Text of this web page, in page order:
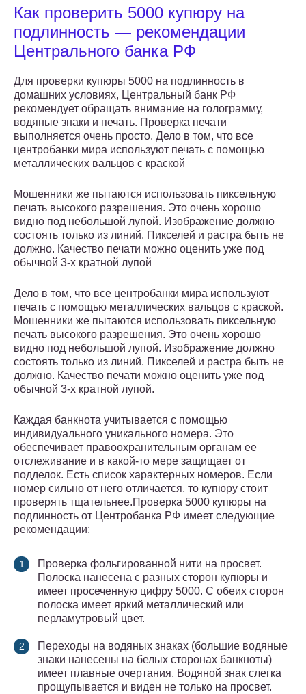
Как проверить 5000 купюру на
подлинность — рекомендации
Центрального банка РФ
Для проверки купюры 5000 на подлинность в
домашних условиях, Центральный банк РФ
рекомендует обращать внимание на голограмму,
водяные знаки и печать. Проверка печати
выполняется очень просто. Дело в том, что все
центробанки мира используют печать с помощью
металлических вальцов с краской
Мошенники же пытаются использовать пиксельную
печать высокого разрешения. Это очень хорошо
видно под небольшой лупой. Изображение должно
состоять только из линий. Пикселей и растра быть не
должно. Качество печати можно оценить уже под
обычной 3-х кратной лупой
Дело в том, что все центробанки мира используют
печать с помощью металлических вальцов с краской.
Мошенники же пытаются использовать пиксельную
печать высокого разрешения. Это очень хорошо
видно под небольшой лупой. Изображение должно
состоять только из линий. Пикселей и растра быть не
должно. Качество печати можно оценить уже под
обычной 3-х кратной лупой.
Каждая банкнота учитывается с помощью
индивидуального уникального номера. Это
обеспечивает правоохранительным органам ее
отслеживание и в какой-то мере защищает от
подделок. Есть список характерных номеров. Если
номер сильно от него отличается, то купюру стоит
проверять тщательнее.Проверка 5000 купюры на
подлинность от Центробанка РФ имеет следующие
рекомендации:
Проверка фольгированной нити на просвет.
Полоска нанесена с разных сторон купюры и
имеет просеченную цифру 5000. С обеих сторон
полоска имеет яркий металлический или
перламутровый цвет.
Переходы на водяных знаках (большие водяные
знаки нанесены на белых сторонах банкноты)
имеет плавные очертания. Водяной знак слегка
прощупывается и виден не только на просвет.